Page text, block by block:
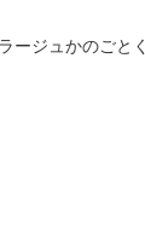
ージュかのごとく